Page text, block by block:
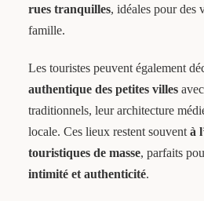
rues tranquilles, idéales pour des
famille.
Les touristes peuvent également
authentique des petites villesavec
traditionnels, leur architecture
locale. Ces lieux restent souvent à
touristiques de masse, parfaits
intimité et authenticité.